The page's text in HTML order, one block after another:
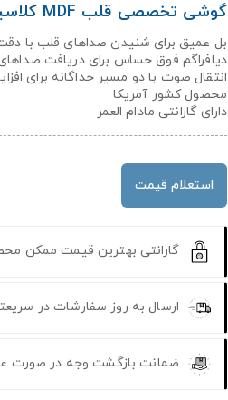
گوشی تخصصی قلب MDF کلاسیک مدل 797
بل عمیق برای شنیدن صداهای قلب با
دیافراگم فوق حساس برای دریافت
انتقال صوت با دو مسیر جداگانه برای
محصول کشور آمریکا
دارای گارانتی مادام العمر
استعلام قیمت
گارانتی بهترین قیمت ممکن
ارسال به روز سفارشات در
ضمانت بازگشت وجه در صورت